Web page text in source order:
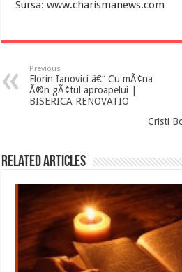
Sursa: www.charismanews.com
Previous
Florin Ianovici â€“ Cu mÃ¢na
Ã®n gÃ¢tul aproapelui |
BISERICA RENOVATIO
Cristi
Related Articles